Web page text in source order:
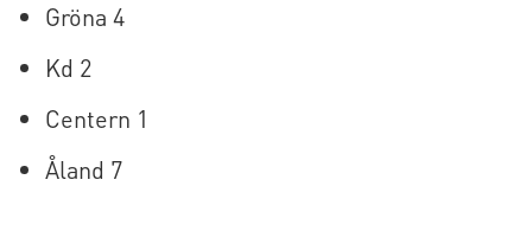
Gröna 4
Kd 2
Centern 1
Åland 7